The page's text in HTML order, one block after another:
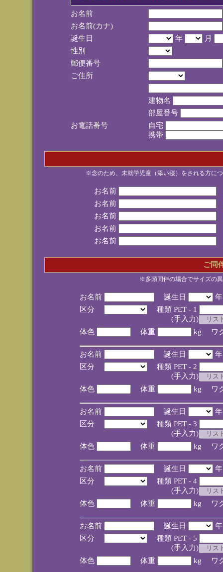
お名前
お名前(カナ)
誕生日
年
月
性別
郵便番号
ご住所
建物名
部屋番号
お電話番号
自宅
携帯
※念のため、未就学児童（添い寝）をされる方に
お名前
お名前
お名前
お名前
お名前
ご同
※多頭同伴の場合でサイズの
お名前 誕生日
区分
種類 PET - 1
(手入力)
体色
体重 kg ワ
お名前 誕生日
区分
種類 PET - 2
(手入力)
体色
体重 kg ワ
お名前 誕生日
区分
種類 PET - 3
(手入力)
体色
体重 kg ワ
お名前 誕生日
区分
種類 PET - 4
(手入力)
体色
体重 kg ワ
お名前 誕生日
区分
種類 PET - 5
(手入力)
体色
体重 kg ワ